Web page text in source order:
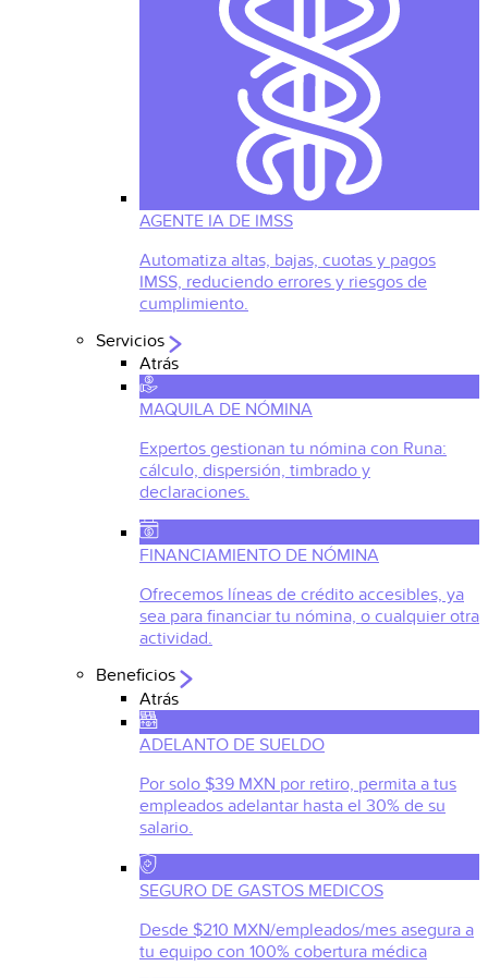
AGENTE IA DE IMSS
Automatiza altas, bajas, cuotas y pagos
IMSS, reduciendo errores y riesgos de
cumplimiento.
Servicios
Atrás
MAQUILA DE NÓMINA
Expertos gestionan tu nómina con Runa:
cálculo, dispersión, timbrado y
declaraciones.
FINANCIAMIENTO DE NÓMINA
Ofrecemos líneas de crédito accesibles, ya
sea para financiar tu nómina, o cualquier otra
actividad.
Beneficios
Atrás
ADELANTO DE SUELDO
Por solo $39 MXN por retiro, permita a tus
empleados adelantar hasta el 30% de su
salario.
SEGURO DE GASTOS MEDICOS
Desde $210 MXN/empleados/mes asegura a
tu equipo con 100% cobertura médica